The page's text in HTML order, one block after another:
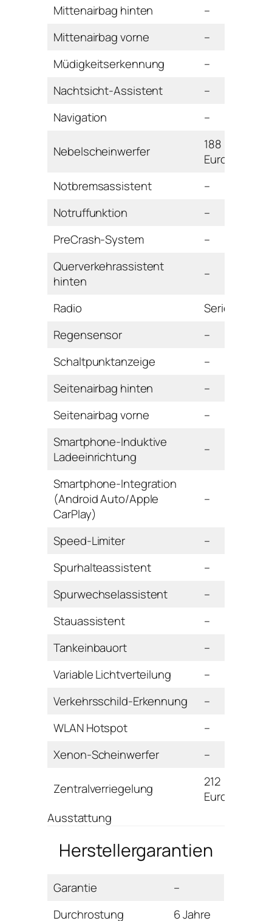
Mittenairbag hinten
–
Mittenairbag vorne
–
Müdigkeitserkennung
–
Nachtsicht-Assistent
–
Navigation
–
Nebelscheinwerfer
188
Euro
Notbremsassistent
–
Notruffunktion
–
PreCrash-System
–
Querverkehrassistent
hinten
–
Radio
Serie
Regensensor
–
Schaltpunktanzeige
–
Seitenairbag hinten
–
Seitenairbag vorne
–
Smartphone-Induktive
Ladeeinrichtung
–
Smartphone-Integration
(Android Auto/Apple
CarPlay)
–
Speed-Limiter
–
Spurhalteassistent
–
Spurwechselassistent
–
Stauassistent
–
Tankeinbauort
–
Variable Lichtverteilung
–
Verkehrsschild-Erkennung
–
WLAN Hotspot
–
Xenon-Scheinwerfer
–
Zentralverriegelung
212
Euro
Ausstattung
Herstellergarantien
Garantie
–
Durchrostung
6 Jahre